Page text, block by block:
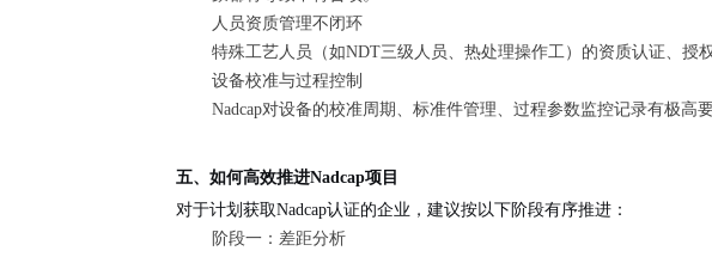
人员资质管理不闭环
特殊工艺人员（如NDT三级人员、热处理操作工）的资质认证、授
设备校准与过程控制
Nadcap对设备的校准周期、标准件管理、过程参数监控记录有极高
五、如何高效推进Nadcap项目
对于计划获取Nadcap认证的企业，建议按以下阶段有序推进：
阶段一：差距分析